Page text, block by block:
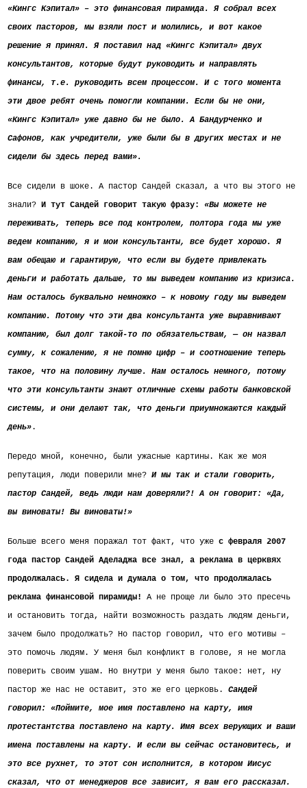
«Кингс Кэпитал» – это финансовая пирамида. Я собрал всех
своих пасторов, мы взяли пост и молились, и вот какое
решение я принял. Я поставил над «Кингс Кэпитал» двух
консультантов, которые будут руководить и направлять
финансы, т.е. руководить всем процессом. И с того момента
эти двое ребят очень помогли компании. Если бы не они,
«Кингс Кэпитал» уже давно бы не было. А Бандурченко и
Сафонов, как учредители, уже были бы в других местах и не
сидели бы здесь перед вами».
Все сидели в шоке. А пастор Сандей сказал, а что вы этого не
знали? И тут Сандей говорит такую фразу:
«Вы можете не
переживать, теперь все под контролем, полтора года мы уже
ведем компанию, я и мои консультанты, все будет хорошо. Я
вам обещаю и гарантирую, что если вы будете привлекать
деньги и работать дальше, то мы выведем компанию из кризиса.
Нам осталось буквально немножко – к новому году мы выведем
компанию. Потому что эти два консультанта уже выравнивают
компанию, был долг такой-то по обязательствам, — он назвал
сумму, к сожалению, я не помню цифр – и соотношение теперь
такое, что на половину лучше. Нам осталось немного, потому
что эти консультанты знают отличные схемы работы банковской
системы, и они делают так, что деньги приумножаются каждый
день».
Передо мной, конечно, были ужасные картины. Как же моя
репутация, люди поверили мне? И мы так и стали говорить,
пастор Сандей, ведь люди нам доверяли?! А он говорит: «Да,
вы виноваты! Вы виноваты!»
Больше всего меня поражал тот факт, что уже с февраля 2007
года пастор Сандей Аделаджа все знал, а реклама в церквях
продолжалась. Я сидела и думала о том, что продолжалась
реклама финансовой пирамиды! А не проще ли было это пресечь
и остановить тогда, найти возможность раздать людям деньги,
зачем было продолжать? Но пастор говорил, что его мотивы –
это помочь людям.
У меня был конфликт в голове, я не могла
поверить своим ушам. Но внутри у меня было такое: нет, ну
пастор же нас не оставит, это же его церковь. Сандей
говорил: «Поймите, мое имя поставлено на карту, имя
протестантства поставлено на карту. Имя всех верующих и ваши
имена поставлены на карту. И если вы сейчас остановитесь, и
это все рухнет, то этот сон исполнится, в котором Иисус
сказал, что от менеджеров все зависит, я вам его рассказал.